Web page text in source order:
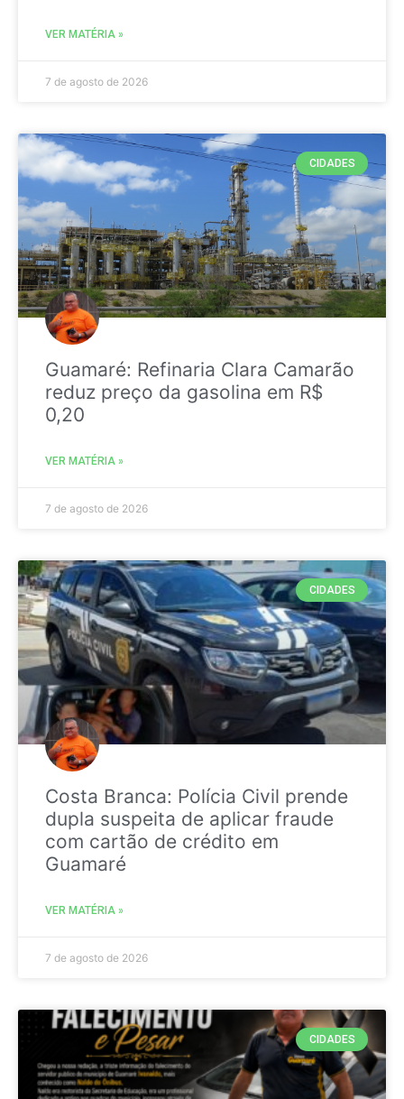
VER MATÉRIA »
7 de agosto de 2026
CIDADES
Guamaré: Refinaria Clara Camarão
reduz preço da gasolina em R$
0,20
VER MATÉRIA »
7 de agosto de 2026
CIDADES
Costa Branca: Polícia Civil prende
dupla suspeita de aplicar fraude
com cartão de crédito em
Guamaré
VER MATÉRIA »
7 de agosto de 2026
CIDADES